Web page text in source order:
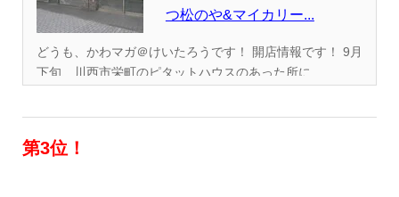
つ松のや&マイカリー...
どうも、かわマガ＠けいたろうです！ 開店情報です！ 9月
下旬、川西市栄町のピタットハウスのあった所に...
第3位！